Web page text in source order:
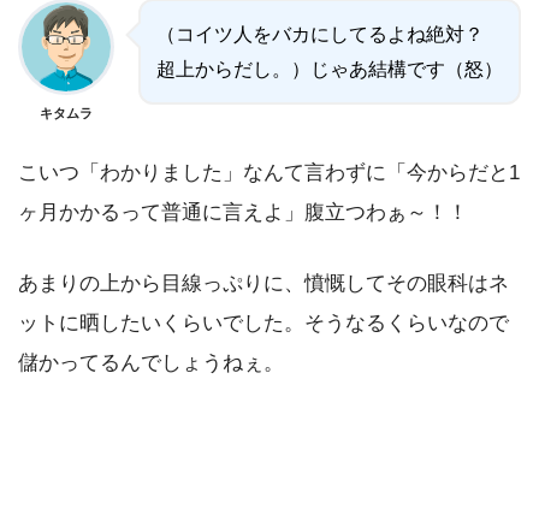
キタムラ
（コイツ人をバカにしてるよね絶対？
超上からだし。）じゃあ結構です（怒）
こいつ「わかりました」なんて言わずに「今からだと1
ヶ月かかるって普通に言えよ」腹立つわぁ～！！
あまりの上から目線っぷりに、憤慨してその眼科はネ
ットに晒したいくらいでした。そうなるくらいなので
儲かってるんでしょうねぇ。